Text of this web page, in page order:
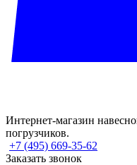
Интернет-магазин
погрузчиков.
+7 (495) 669-35-62
Заказать звонок